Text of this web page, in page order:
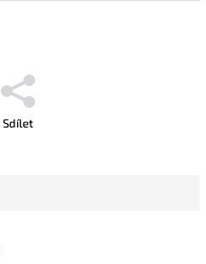
Sdílet